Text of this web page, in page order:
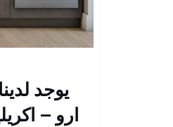
يوجد
ارو –